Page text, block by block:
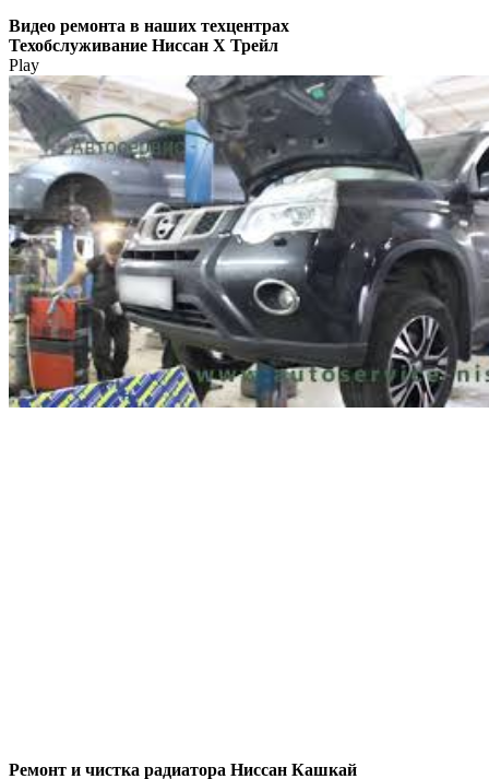
Видео ремонта в наших техцентрах
Техобслуживание Ниссан Х Трейл
Play
Ремонт и чистка радиатора Ниссан Кашкай